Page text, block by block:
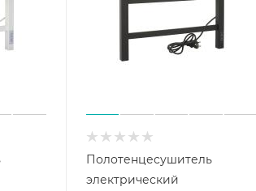
Полотенцесушитель
электрический